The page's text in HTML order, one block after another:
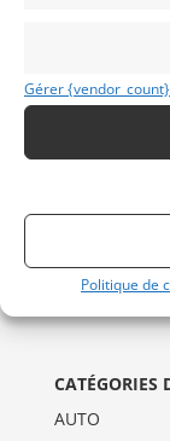
Gérer
Politique de
Déclaration
Politique de
CATÉGORIES
AUTO